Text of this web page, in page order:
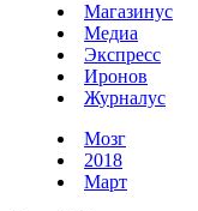
Магазинус
Медиа
Экспресс
Иронов
Журналус
Мозг
2018
Март